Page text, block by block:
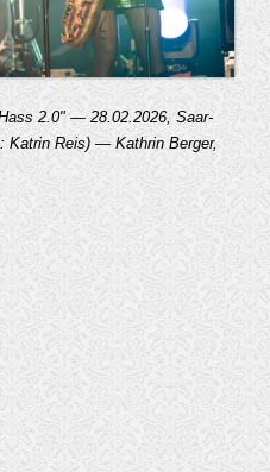
2.0" — 28.02.2026, Saar-
Katrin Reis) — Kathrin Berger,